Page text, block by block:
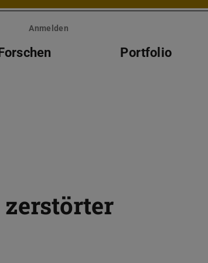
Anmelden
Portfolio